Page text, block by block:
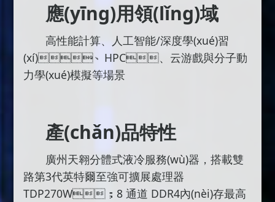
應(yīng)用領(lǐng)域
高性能計算、人工智能/深度學(xué)習
(xí)、HPC、云游戲與分子動
力學(xué)模擬等場景
產(chǎn)品特性
廣州天翱分體式液冷服務(wù)器，搭載雙
路第3代英特爾至強可擴展處理器
TDP270W；8 通道 DDR4內(nèi)存最高